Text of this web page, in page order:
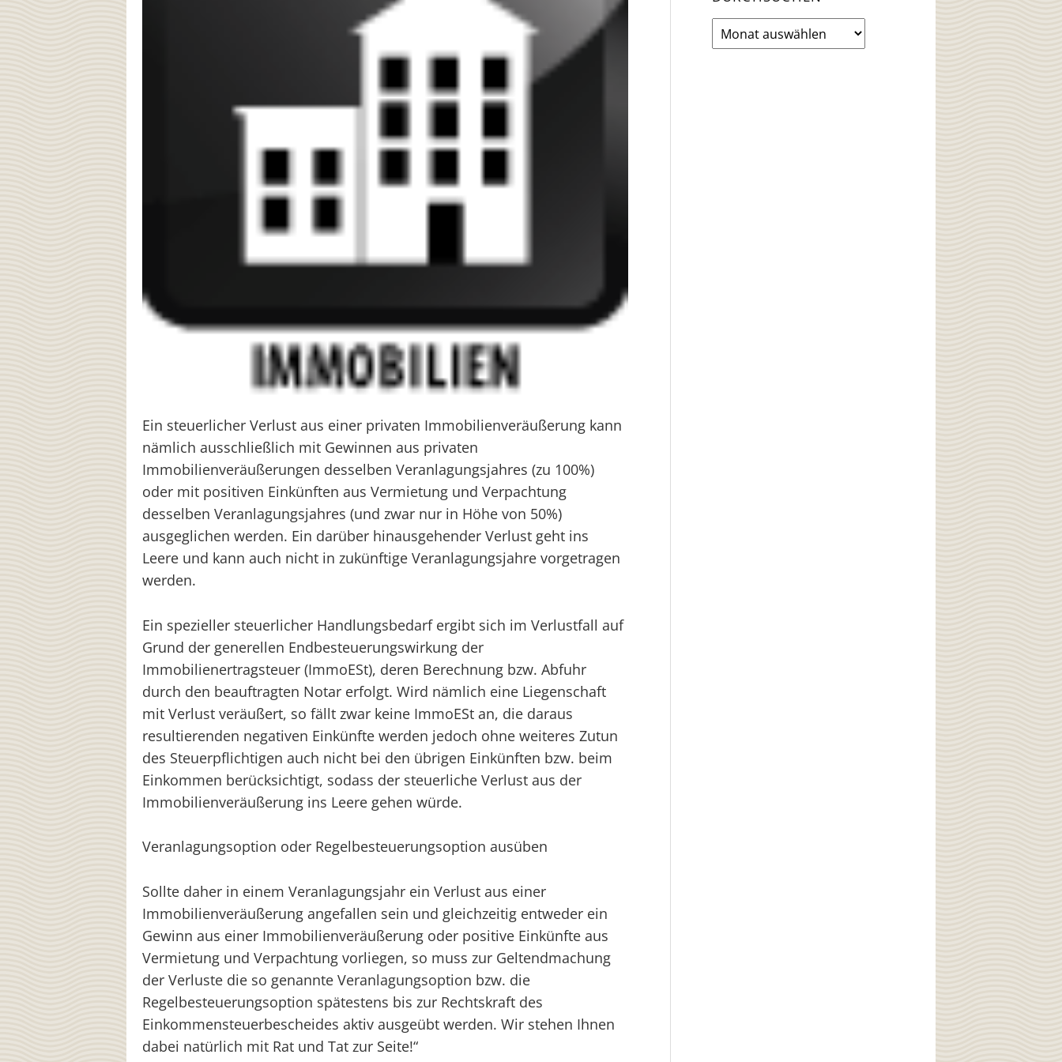
Ein steuerlicher Verlust aus einer privaten Immobilienveräußerung kann
nämlich ausschließlich mit Gewinnen aus privaten
Immobilienveräußerungen desselben Veranlagungsjahres (zu 100%)
oder mit positiven Einkünften aus Vermietung und Verpachtung
desselben Veranlagungsjahres (und zwar nur in Höhe von 50%)
ausgeglichen werden. Ein darüber hinausgehender Verlust geht ins
Leere und kann auch nicht in zukünftige Veranlagungsjahre vorgetragen
werden.
Ein spezieller steuerlicher Handlungsbedarf ergibt sich im Verlustfall auf
Grund der generellen Endbesteuerungswirkung der
Immobilienertragsteuer (ImmoESt), deren Berechnung bzw. Abfuhr
durch den beauftragten Notar erfolgt. Wird nämlich eine Liegenschaft
mit Verlust veräußert, so fällt zwar keine ImmoESt an, die daraus
resultierenden negativen Einkünfte werden jedoch ohne weiteres Zutun
des Steuerpflichtigen auch nicht bei den übrigen Einkünften bzw. beim
Einkommen berücksichtigt, sodass der steuerliche Verlust aus der
Immobilienveräußerung ins Leere gehen würde.
Veranlagungsoption oder Regelbesteuerungsoption ausüben
Sollte daher in einem Veranlagungsjahr ein Verlust aus einer
Immobilienveräußerung angefallen sein und gleichzeitig entweder ein
Gewinn aus einer Immobilienveräußerung oder positive Einkünfte aus
Vermietung und Verpachtung vorliegen, so muss zur Geltendmachung
der Verluste die so genannte Veranlagungsoption bzw. die
Regelbesteuerungsoption spätestens bis zur Rechtskraft des
Einkommensteuerbescheides aktiv ausgeübt werden. Wir stehen Ihnen
dabei natürlich mit Rat und Tat zur Seite!“
News
Archiv